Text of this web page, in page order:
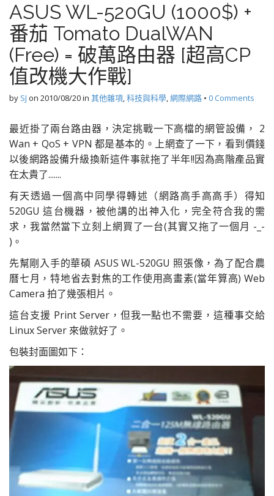
ASUS WL-520GU (1000$) +
番茄 Tomato DualWAN
(Free) = 破萬路由器 [超高CP
值改機大作戰]
by SJ on 2010/08/20in 其他雜項,科技與科學,網際網路 • 0 Comments
最近掛了兩台路由器，決定挑戰一下高檔的網管設備， 2
Wan + QoS + VPN 都是基本的。上網查了一下，看到價錢
以後網路設備升級換新這件事就拖了半年!!因為高階產品實
在太貴了.......
有天透過一個高中同學得轉述（網路高手高高手）得知
520GU 這台機器，被他講的出神入化，完全符合我的需
求，我當然當下立刻上網買了一台(其實又拖了一個月 -_-
)。
先幫剛入手的華碩 ASUS WL-520GU 照張像，為了配合農
曆七月，特地省去對焦的工作使用高畫素(當年算高) Web
Camera 拍了幾張相片。
這台支援 Print Server，但我一點也不需要，這種事交給
Linux Server 來做就好了。
包裝封面圖如下：